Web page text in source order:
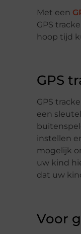
Met een
GPS
hoop tijd
GPS
GPS
een
instellen
mogelijk
uw kind
dat uw
Voor